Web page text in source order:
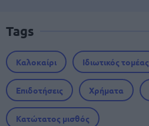
Tags
Καλοκαίρι Ιδιωτικός τομέας
Επιδοτήσεις Χρήματα
Κατώτατος μισθός